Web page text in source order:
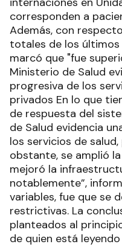
corresponden a
Además, con
totales de los últimos
marcó que "fue
Ministerio de Salud
progresiva de los
privados En lo que
de respuesta del
de Salud evidencia
los servicios de
obstante, se amplió
mejoró la
notablemente”,
variables, fue que se
restrictivas. La
planteados al
de quien está